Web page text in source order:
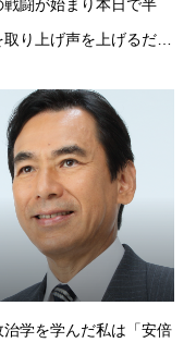
闘が始まり本日で半
り上げ声を上げるだ
学を学んだ私は「安倍